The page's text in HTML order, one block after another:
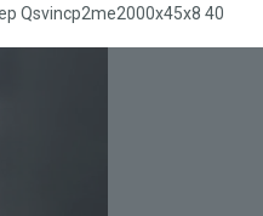
Qsvincp2me2000x45x8 40